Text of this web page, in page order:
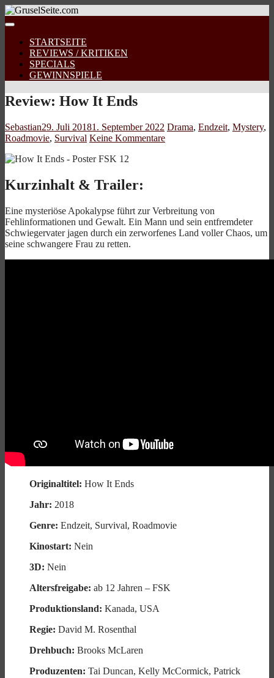
STARTSEITE
REVIEWS / KRITIKEN
SPECIALS
GEWINNSPIELE
Review: How It Ends
Sebastian29. Juli 20181. September 2022 Drama, Endzeit, Mystery,
Roadmovie, Survival Keine Kommentare
Kurzinhalt & Trailer:
Eine mysteriöse Apokalypse führt zur Verbreitung von
Fehlinformationen und Gewalt. Ein Mann und sein entfremdeter
Schwiegervater jagen durch ein zerworfenes Land voller Chaos, um
seine schwangere Frau zu retten.
Originaltitel: How It Ends
Jahr: 2018
Genre: Endzeit, Survival, Roadmovie
Kinostart: Nein
3D: Nein
Altersfreigabe: ab 12 Jahren – FSK
Produktionsland: Kanada, USA
Regie: David M. Rosenthal
Drehbuch: Brooks McLaren
Produzenten: Tai Duncan, Kelly McCormick, Patrick